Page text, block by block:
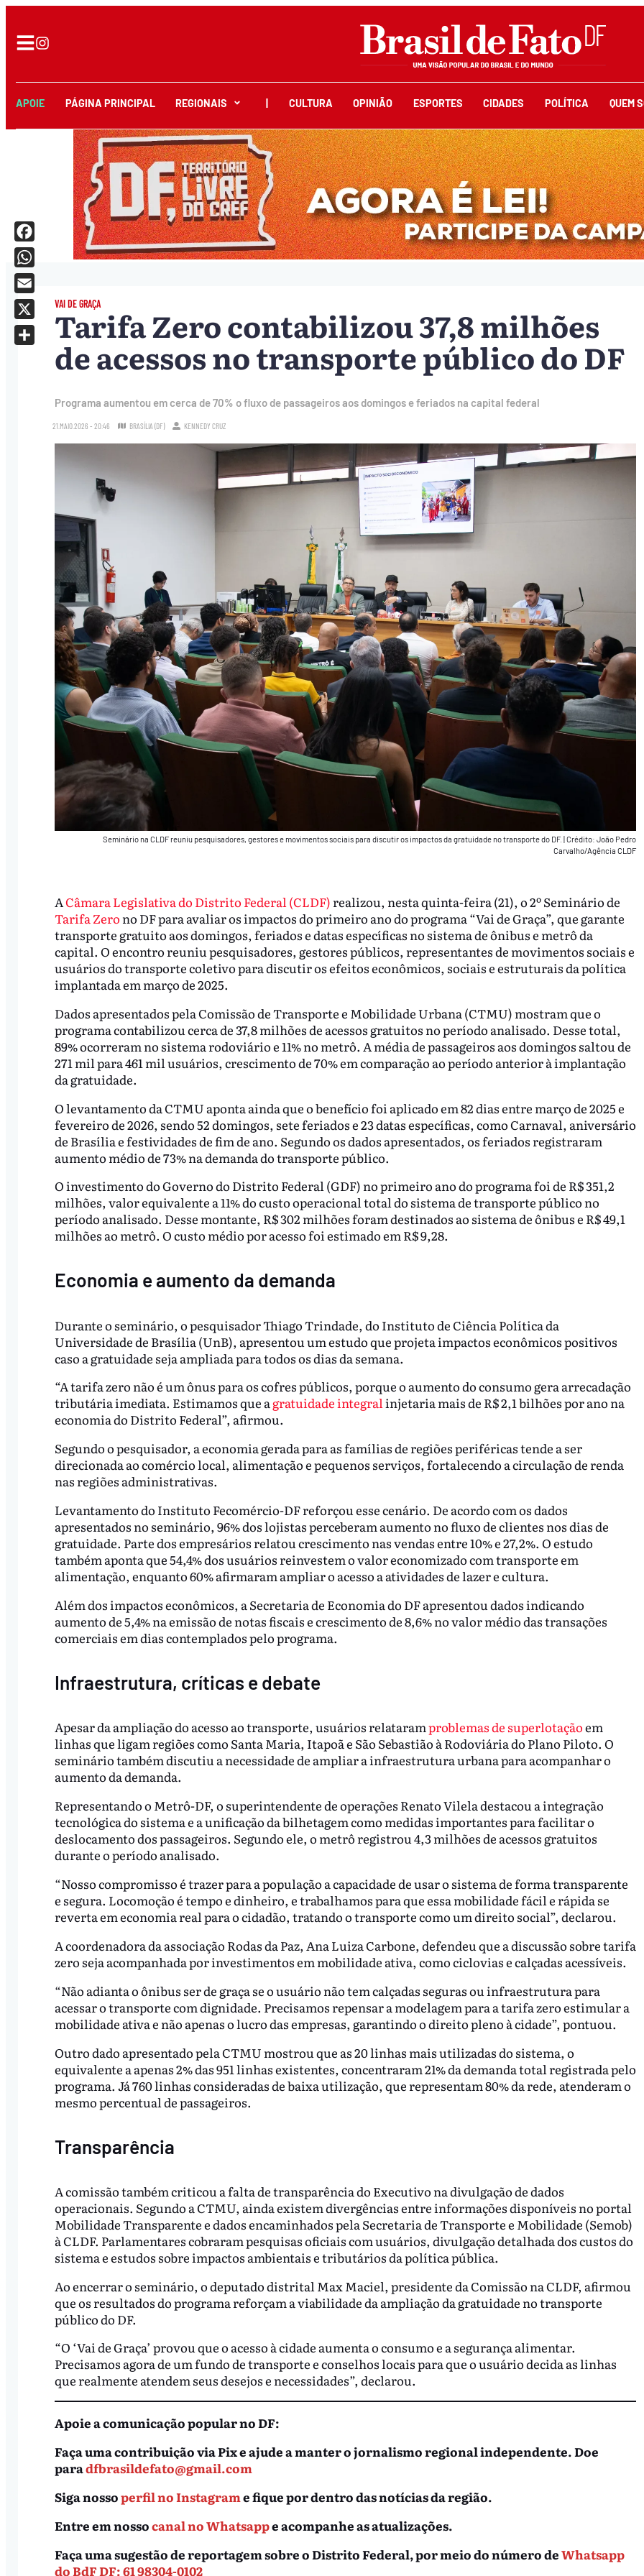
APOIE PÁGINA PRINCIPAL REGIONAIS CULTURA OPINIÃO ESPORTES CIDADES POLÍTICA QUEM
VAI DE GRAÇA
Tarifa Zero contabilizou 37,8 milhões
de acessos no transporte público do DF
Programa aumentou em cerca de 70% o fluxo de passageiros aos domingos e feriados na capital federal
21.MAIO.2026 - 20:46 BRASÍLIA (DF) KENNEDY CRUZ
Seminário na CLDF reuniu pesquisadores, gestores e movimentos sociais para discutir os impactos da gratuidade no transporte do DF.
Crédito: João Pedro
Carvalho/Agência CLDF
ACâmara Legislativa do Distrito Federal (CLDF) realizou, nesta quinta-feira (21), o 2º Seminário de
Tarifa Zero no DF para avaliar os impactos do primeiro ano do programa “Vai de Graça”, que garante
transporte gratuito aos domingos, feriados e datas específicas no sistema de ônibus e metrô da
capital. O encontro reuniu pesquisadores, gestores públicos, representantes de movimentos sociais e
usuários do transporte coletivo para discutir os efeitos econômicos, sociais e estruturais da política
implantada em março de 2025.
Dados apresentados pela Comissão de Transporte e Mobilidade Urbana (CTMU) mostram que o
programa contabilizou cerca de 37,8 milhões de acessos gratuitos no período analisado. Desse total,
89% ocorreram no sistema rodoviário e 11% no metrô. A média de passageiros aos domingos saltou de
271 mil para 461 mil usuários, crescimento de 70% em comparação ao período anterior à implantação
da gratuidade.
O levantamento da CTMU aponta ainda que o benefício foi aplicado em 82 dias entre março de 2025 e
fevereiro de 2026, sendo 52 domingos, sete feriados e 23 datas específicas, como Carnaval, aniversário
de Brasília e festividades de fim de ano. Segundo os dados apresentados, os feriados registraram
aumento médio de 73% na demanda do transporte público.
O investimento do Governo do Distrito Federal (GDF) no primeiro ano do programa foi de R$ 351,2
milhões, valor equivalente a 11% do custo operacional total do sistema de transporte público no
período analisado. Desse montante, R$ 302 milhões foram destinados ao sistema de ônibus e R$ 49,1
milhões ao metrô. O custo médio por acesso foi estimado em R$ 9,28.
Economia e aumento da demanda
Durante o seminário, o pesquisador Thiago Trindade, do Instituto de Ciência Política da
Universidade de Brasília (UnB), apresentou um estudo que projeta impactos econômicos positivos
caso a gratuidade seja ampliada para todos os dias da semana.
“A tarifa zero não é um ônus para os cofres públicos, porque o aumento do consumo gera arrecadação
tributária imediata. Estimamos que agratuidade integralinjetaria mais de R$ 2,1 bilhões por ano na
economia do Distrito Federal”, afirmou.
Segundo o pesquisador, a economia gerada para as famílias de regiões periféricas tende a ser
direcionada ao comércio local, alimentação e pequenos serviços, fortalecendo a circulação de renda
nas regiões administrativas.
Levantamento do Instituto Fecomércio-DF reforçou esse cenário. De acordo com os dados
apresentados no seminário, 96% dos lojistas perceberam aumento no fluxo de clientes nos dias de
gratuidade. Parte dos empresários relatou crescimento nas vendas entre 10% e 27,2%. O estudo
também aponta que 54,4% dos usuários reinvestem o valor economizado com transporte em
alimentação, enquanto 60% afirmaram ampliar o acesso a atividades de lazer e cultura.
Além dos impactos econômicos, a Secretaria de Economia do DF apresentou dados indicando
aumento de 5,4% na emissão de notas fiscais e crescimento de 8,6% no valor médio das transações
comerciais em dias contemplados pelo programa.
Infraestrutura, críticas e debate
Apesar da ampliação do acesso ao transporte, usuários relataramproblemas de superlotaçãoem
linhas que ligam regiões como Santa Maria, Itapoã e São Sebastião à Rodoviária do Plano Piloto. O
seminário também discutiu a necessidade de ampliar a infraestrutura urbana para acompanhar o
aumento da demanda.
Representando o Metrô-DF, o superintendente de operações Renato Vilela destacou a integração
tecnológica do sistema e a unificação da bilhetagem como medidas importantes para facilitar o
deslocamento dos passageiros. Segundo ele, o metrô registrou 4,3 milhões de acessos gratuitos
durante o período analisado.
“Nosso compromisso é trazer para a população a capacidade de usar o sistema de forma transparente
e segura. Locomoção é tempo e dinheiro, e trabalhamos para que essa mobilidade fácil e rápida se
reverta em economia real para o cidadão, tratando o transporte como um direito social”, declarou.
A coordenadora da associação Rodas da Paz, Ana Luiza Carbone, defendeu que a discussão sobre tarifa
zero seja acompanhada por investimentos em mobilidade ativa, como ciclovias e calçadas acessíveis.
“Não adianta o ônibus ser de graça se o usuário não tem calçadas seguras ou infraestrutura para
acessar o transporte com dignidade. Precisamos repensar a modelagem para a tarifa zero estimular a
mobilidade ativa e não apenas o lucro das empresas, garantindo o direito pleno à cidade”, pontuou.
Outro dado apresentado pela CTMU mostrou que as 20 linhas mais utilizadas do sistema, o
equivalente a apenas 2% das 951 linhas existentes, concentraram 21% da demanda total registrada pelo
programa. Já 760 linhas consideradas de baixa utilização, que representam 80% da rede, atenderam o
mesmo percentual de passageiros.
Transparência
A comissão também criticou a falta de transparência do Executivo na divulgação de dados
operacionais. Segundo a CTMU, ainda existem divergências entre informações disponíveis no portal
Mobilidade Transparente e dados encaminhados pela Secretaria de Transporte e Mobilidade (Semob)
à CLDF. Parlamentares cobraram pesquisas oficiais com usuários, divulgação detalhada dos custos do
sistema e estudos sobre impactos ambientais e tributários da política pública.
Ao encerrar o seminário, o deputado distrital Max Maciel, presidente da Comissão na CLDF, afirmou
que os resultados do programa reforçam a viabilidade da ampliação da gratuidade no transporte
público do DF.
“O ‘Vai de Graça’ provou que o acesso à cidade aumenta o consumo e a segurança alimentar.
Precisamos agora de um fundo de transporte e conselhos locais para que o usuário decida as linhas
que realmente atendem seus desejos e necessidades”, declarou.
Apoie a comunicação popular no DF:
Faça uma contribuição via Pix e ajude a manter o jornalismo regional independente. Doe
paradfbrasildefato@gmail.com
Siga nossoperfil no Instagrame fique por dentro das notícias da região.
Entre em nossocanal no Whatsappe acompanhe as atualizações.
Faça uma sugestão de reportagem sobre o Distrito Federal, por meio do número deWhatsapp
do BdF DF: 61 98304-0102
Facebook
WhatsApp
Email
X